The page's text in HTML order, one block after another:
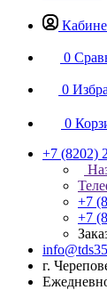
0
0
0
+7 (8202)
+7
+7
г.